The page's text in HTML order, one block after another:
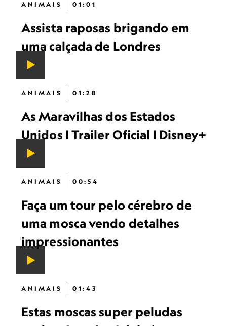
ANIMAIS 01:01
Assista raposas brigando em
uma calçada de Londres
ANIMAIS 01:28
As Maravilhas dos Estados
Unidos | Trailer Oficial | Disney+
ANIMAIS 00:54
Faça um tour pelo cérebro de
uma mosca vendo detalhes
impressionantes
ANIMAIS 01:43
Estas moscas super peludas